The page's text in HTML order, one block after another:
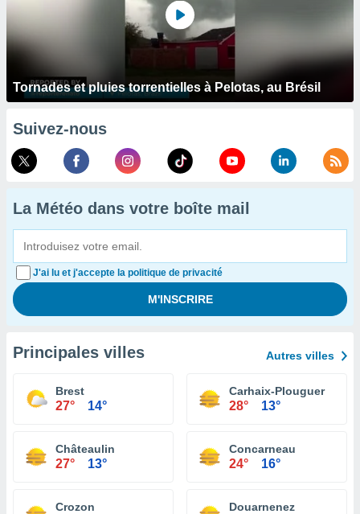
Tornades et pluies torrentielles à Pelotas, au Brésil
Suivez-nous
La Météo dans votre boîte mail
J'ai lu et j'accepte la politique de privacité
Principales villes Autres villes
Brest
27° 14°
Carhaix-Plouguer
28° 13°
Châteaulin
27° 13°
Concarneau
24° 16°
Crozon Douarnenez